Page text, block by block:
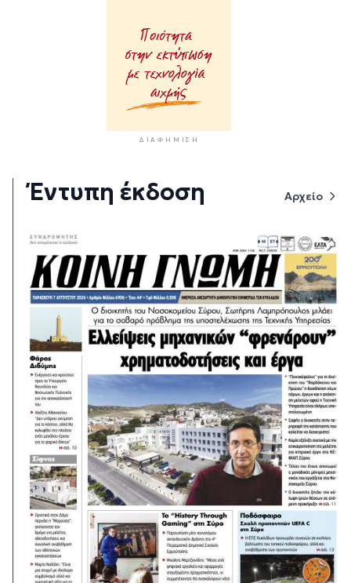
ΔΙΑΦΉΜΙΣΗ
Έντυπη έκδοση Αρχείο